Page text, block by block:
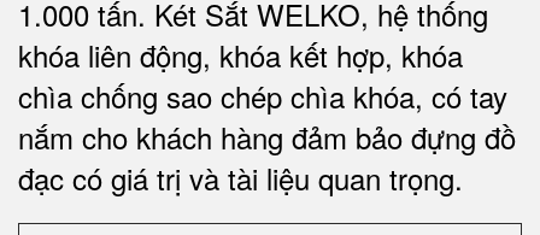
1.000 tấn. Két Sắt WELKO, hệ thống
khóa liên động, khóa kết hợp, khóa
chìa chống sao chép chìa khóa, có tay
nắm cho khách hàng đảm bảo đựng đồ
đạc có giá trị và tài liệu quan trọng.